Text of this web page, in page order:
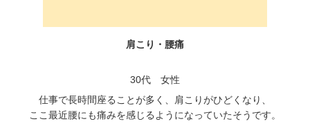
肩こり・腰痛
30代 女性
仕事で長時間座ることが多く、肩こりがひどくなり、
ここ最近腰にも痛みを感じるようになっていたそうです。